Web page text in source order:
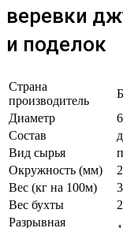
веревки
и поделок
Страна
производитель
Диаметр
Состав
Вид сырья
Окружность (мм)
Вес (кг на 100м)
Вес бухты
Разрывная